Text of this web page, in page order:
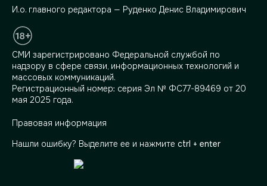
И.о. главного редактора — Руденко Денис Владимирович
СМИ зарегистрировано Федеральной службой по
надзору в сфере связи, информационных технологий и
массовых коммуникаций.
Регистрационный номер: серия Эл № ФС77-89469 от 20
мая 2025 года.
Правовая информация
Нашли ошибку? Выделите ее и нажмите ctrl + enter